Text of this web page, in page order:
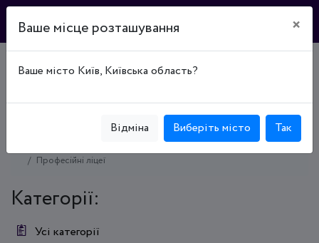
Каталог підприємств
образование
Профессиональное (профессионально-техническое)
Професійні ліцеї
Категорії:
Усі категорії
Ваше місце розташування ×
Ваше місто Київ, Київська область?
Відміна Виберіть місто Так